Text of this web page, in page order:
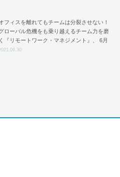
フィスを離れてもチームは分裂させない！
ローバル危機をも乗り越えるチーム力を磨
く『リモートワーク・マネジメント』、 6月
日発売